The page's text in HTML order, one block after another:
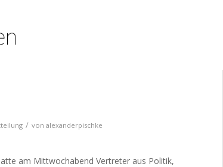
/ vonalexanderpischke
am Mittwochabend Vertreter aus Politik,